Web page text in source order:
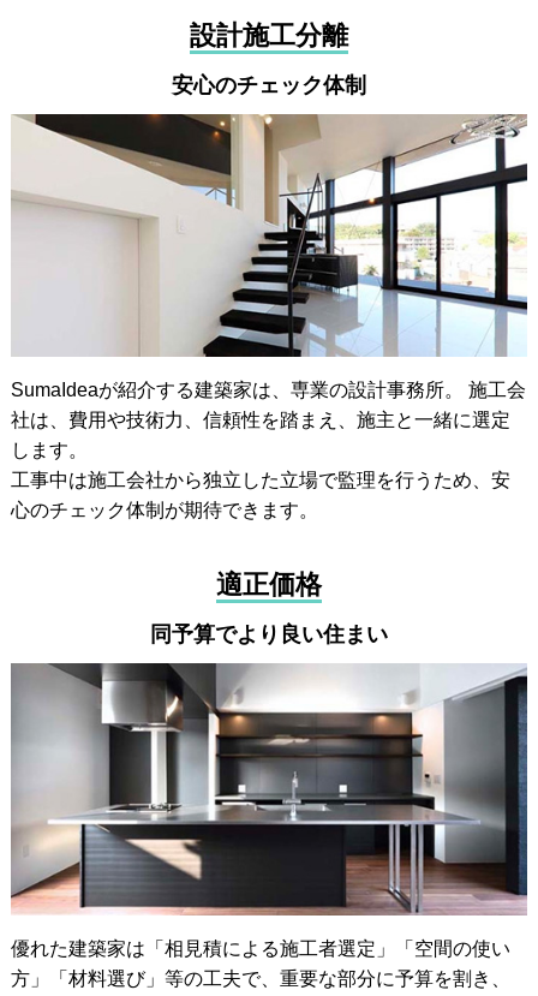
設計施工分離
安心のチェック体制
SumaIdeaが紹介する建築家は、専業の設計事務所。 施工会
社は、費用や技術力、信頼性を踏まえ、施主と一緒に選定
します。
工事中は施工会社から独立した立場で監理を行うため、安
心のチェック体制が期待できます。
適正価格
同予算でより良い住まい
優れた建築家は「相見積による施工者選定」「空間の使い
方」「材料選び」等の工夫で、重要な部分に予算を割き、